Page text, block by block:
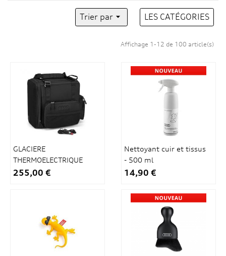
Trier par  LES CATÉGORIES
Affichage 1-12 de 100 article(s)
GLACIERE
THERMOELECTRIQUE
14L
255,00 €
Nettoyant cuir et tissus
- 500 ml
14,90 €